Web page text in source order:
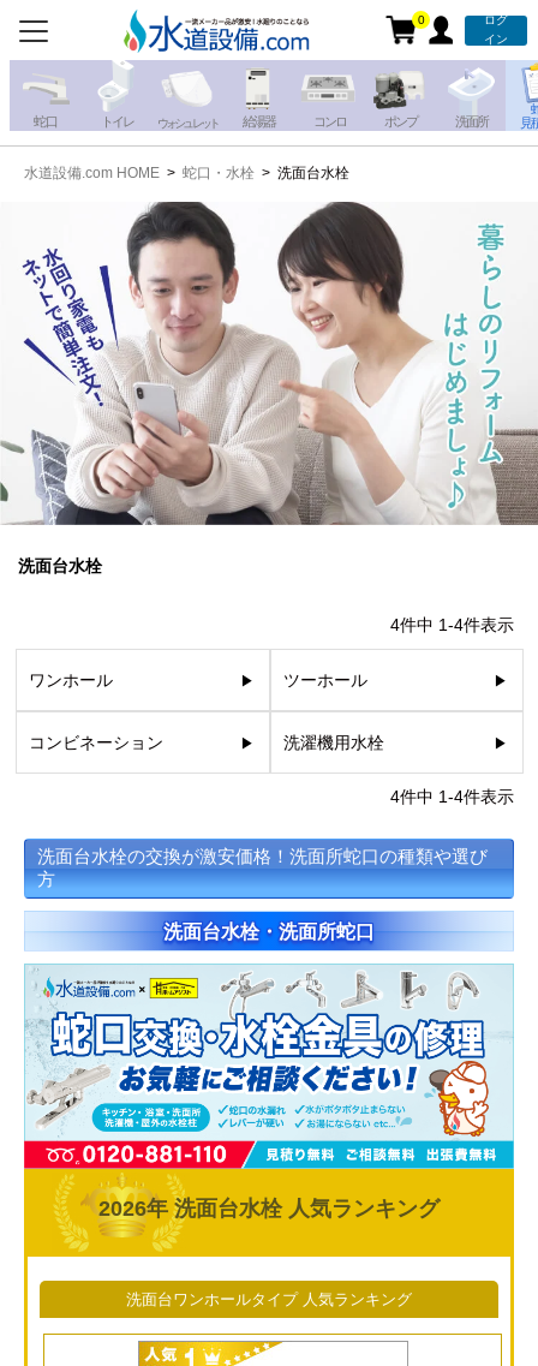
0
ログ
イン
蛇 口 トイレ ウォシュレット 給湯器 コンロ ポンプ 洗面所
見
お電話での注文・お見積も
承っております!!
写真を送る
お問い合わせ
ポンプ 洗面台
ウォシュレットなどの交換はこちら
給湯器の交換はこちら
ガスコンロの交換はこちら
工事について
工事エリア
トイレ見積もりフォーム
給湯器見積もりフォーム
取り扱いメーカー
水道設備.com HOME 蛇口・水栓 洗面台水栓
洗面台水栓
4件中 1-4件表示
ワンホール ツーホール
コンビネーション 洗濯機用水栓
4件中 1-4件表示
洗面台水栓の交換が激安価格！洗面所蛇口の種類や選び
方
洗面台水栓・洗面所蛇口
2026年 洗面台水栓 人気ランキング
洗面台ワンホールタイプ 人気ランキング